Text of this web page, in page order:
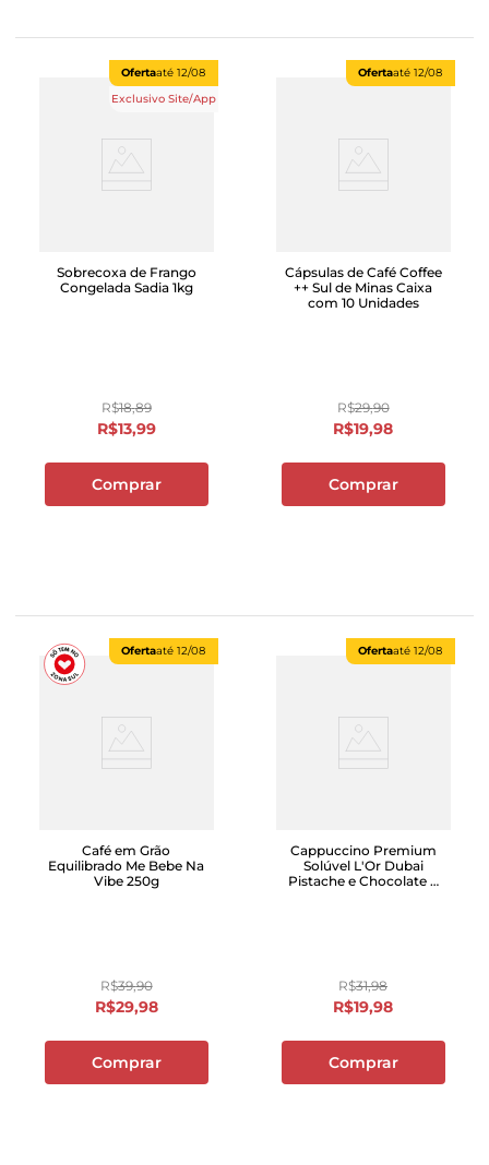
Ofertaaté 12/08
Exclusivo Site/App
Sobrecoxa de Frango
Congelada Sadia 1kg
R$18,89
R$13,99
Comprar
Ofertaaté 12/08
Cápsulas de Café Coffee
++ Sul de Minas Caixa
com 10 Unidades
R$29,90
R$19,98
Comprar
Ofertaaté 12/08
Café em Grão
Equilibrado Me Bebe Na
Vibe 250g
R$39,90
R$29,98
Comprar
Ofertaaté 12/08
Cappuccino Premium
Solúvel L'Or Dubai
Pistache e Chocolate 8
R$31,98
R$19,98
Comprar